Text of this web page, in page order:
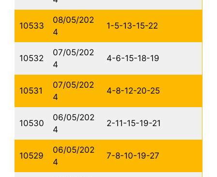
10533
08/05/202
4
1-5-13-15-22
10532
07/05/202
4
4-6-15-18-19
10531
07/05/202
4
4-8-12-20-25
10530
06/05/202
4
2-11-15-19-21
10529
06/05/202
4
7-8-10-19-27